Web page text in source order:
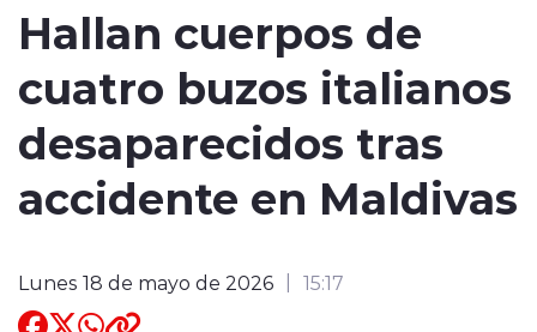
Tendencias
Deportes
Hallan cuerpos de
cuatro buzos italianos
desaparecidos tras
accidente en Maldivas
Lunes 18 de mayo de 2026 15:17